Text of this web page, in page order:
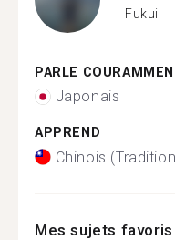
Fukui
PARLE
Japonais
APPREND
Chinois
Mes sujets favoris